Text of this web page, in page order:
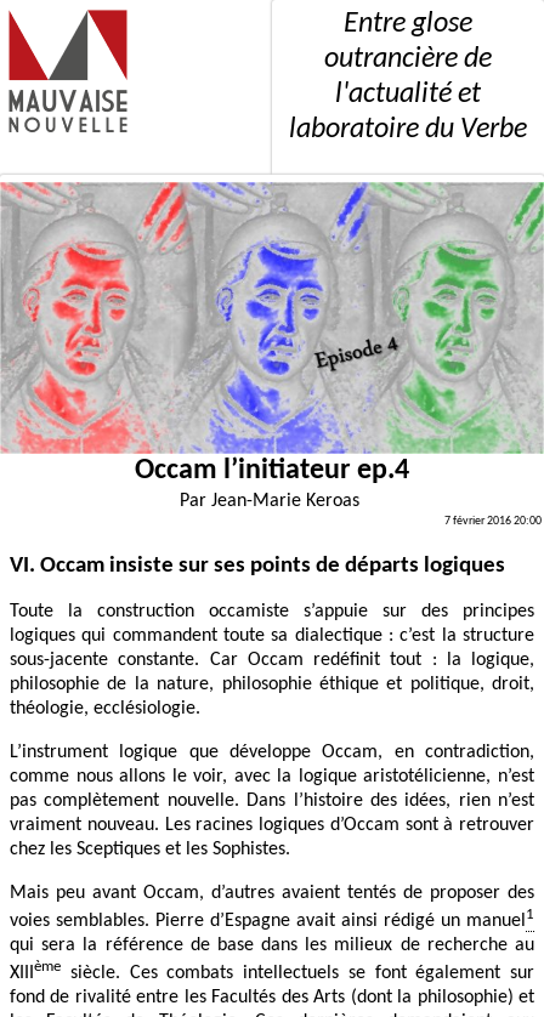
Entre glose
outrancière de
l'actualité et
laboratoire du Verbe
Occam l’initiateur ep.4
Par Jean-Marie Keroas
7 février 2016 20:00
VI. Occam insiste sur ses points de départs logiques
Toute la construction occamiste s’appuie sur des principes
logiques qui commandent toute sa dialectique : c’est la structure
sous-jacente constante. Car Occam redéfinit tout : la logique,
philosophie de la nature, philosophie éthique et politique, droit,
théologie, ecclésiologie.
L’instrument logique que développe Occam, en contradiction,
comme nous allons le voir, avec la logique aristotélicienne, n’est
pas complètement nouvelle. Dans l’histoire des idées, rien n’est
vraiment nouveau. Les racines logiques d’Occam sont à retrouver
chez les Sceptiques et les Sophistes.
Mais peu avant Occam, d’autres avaient tentés de proposer des
voies semblables. Pierre d’Espagne avait ainsi rédigé un manuel 1
qui sera la référence de base dans les milieux de recherche au
XIIIème
siècle. Ces combats intellectuels se font également sur
fond de rivalité entre les Facultés des Arts (dont la philosophie) et